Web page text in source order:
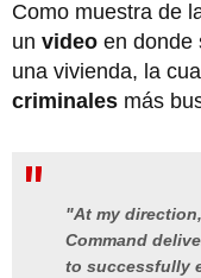
Como muestra de
un video en donde
una vivienda, la
criminales más
"At my
Command
to successfully